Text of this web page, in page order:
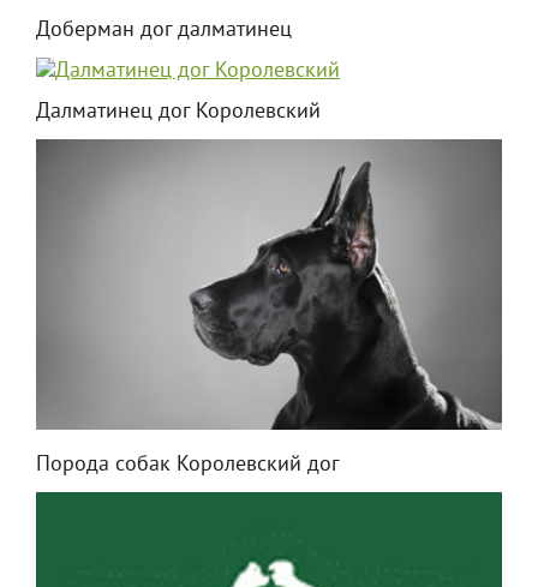
Доберман дог далматинец
Далматинец дог Королевский
Порода собак Королевский дог